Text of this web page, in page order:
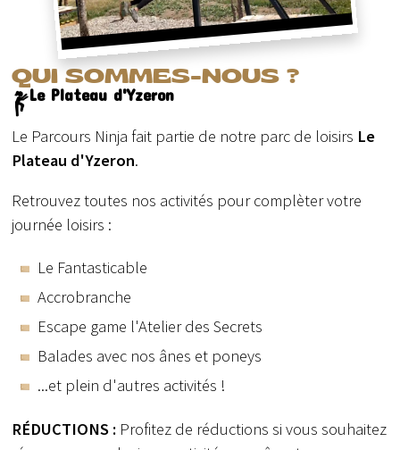
QUI SOMMES-NOUS ?
Le Plateau d'Yzeron
Le Parcours Ninja fait partie de notre parc de loisirs Le
Plateau d'Yzeron.
Retrouvez toutes nos activités pour complèter votre
journée loisirs :
Le Fantasticable
Accrobranche
Escape game l'Atelier des Secrets
Balades avec nos ânes et poneys
...et plein d'autres activités !
RÉDUCTIONS : Profitez de réductions si vous souhaitez